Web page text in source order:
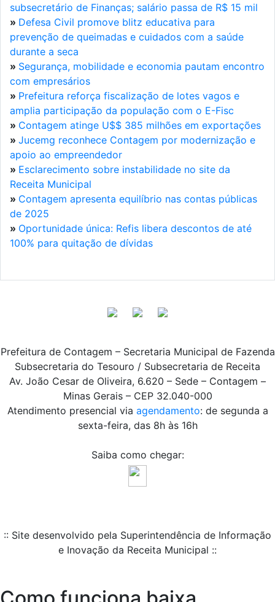
subsecretário de Finanças; salário passa de R$ 15 mil
» Defesa Civil promove blitz educativa para
prevenção de queimadas e cuidados com a saúde
durante a seca
» Segurança, mobilidade e economia pautam encontro
com empresários
» Prefeitura reforça fiscalização de lotes vagos e
amplia participação da população com o E-Fisc
» Contagem atinge U$$ 385 milhões em exportações
» Jucemg reconhece Contagem por modernização e
apoio ao empreendedor
» Esclarecimento sobre instabilidade no site da
Receita Municipal
» Contagem apresenta equilíbrio nas contas públicas
de 2025
» Oportunidade única: Refis libera descontos de até
100% para quitação de dívidas
Prefeitura de Contagem – Secretaria Municipal de Fazenda
Subsecretaria do Tesouro / Subsecretaria de Receita
Av. João Cesar de Oliveira, 6.620 – Sede – Contagem –
Minas Gerais – CEP 32.040-000
Atendimento presencial via agendamento: de segunda a
sexta-feira, das 8h às 16h
Saiba como chegar:
:: Site desenvolvido pela Superintendência de Informação
e Inovação da Receita Municipal ::